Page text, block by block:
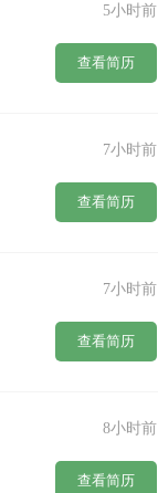
5小时前
查看简历
7小时前
查看简历
7小时前
查看简历
8小时前
查看简历